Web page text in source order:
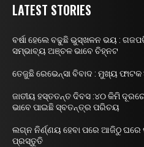
LATEST STORIES
ବର୍ଷା ହେଲେ ବଢୁଛି ଭୁସ୍ଖଳନ ଭୟ :
ସମ୍ଭାବ୍ୟ ଅଞ୍ଚଳ ଭାବେ ଚିହ୍ନଟ
ତେଜୁଛି ରେଭେନ୍ସା ବିବାଦ : ମୁଖ୍ୟ
ଜାତୀୟ ହସ୍ତତନ୍ତ ଦିବସ :୪୦ କିମି ଦୂରରେ
ଭାବେ ପାଇଛି ସ୍ବତନ୍ତ୍ର ପରିଚୟ
ଲଗ୍ନ ନିର୍ଣ୍ଣୟ ହେବା ପରେ ଆଜିଠୁ
ପ୍ରସ୍ତୁତି